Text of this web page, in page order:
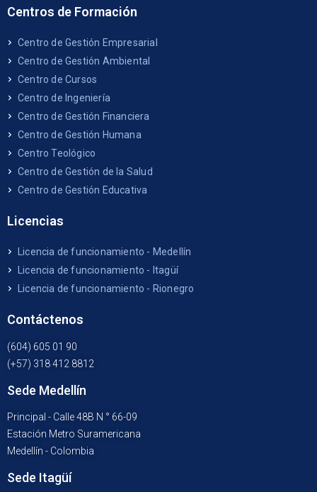
Centros de Formación
Centro de Gestión Empresarial
Centro de Gestión Ambiental
Centro de Cursos
Centro de Ingeniería
Centro de Gestión Financiera
Centro de Gestión Humana
Centro Teológico
Centro de Gestión de la Salud
Centro de Gestión Educativa
Licencias
Licencia de funcionamiento - Medellín
Licencia de funcionamiento - Itagüí
Licencia de funcionamiento - Rionegro
Contáctenos
(604) 605 01 90
(+57) 318 412 8812
Sede Medellín
Principal - Calle 48B N ° 66-09
Estación Metro Suramericana
Medellín - Colombia
Sede Itagüí